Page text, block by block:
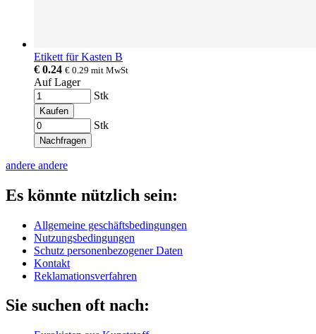
Etikett für Kasten B
€ 0.24 € 0.29 mit MwSt
Auf Lager
Stk
Kaufen
Stk
Nachfragen
andere andere
Es könnte nützlich sein:
Allgemeine geschäftsbedingungen
Nutzungsbedingungen
Schutz personenbezogener Daten
Kontakt
Reklamationsverfahren
Sie suchen oft nach: